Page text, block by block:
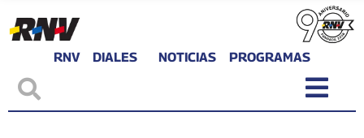
RNV DIALES NOTICIAS PROGRAMAS